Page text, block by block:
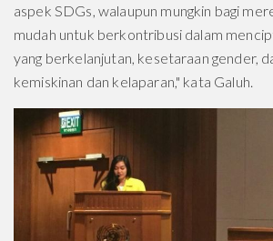
aspek SDGs, walaupun mungkin bagi
mudah untuk berkontribusi dalam
yang berkelanjutan, kesetaraan gender,
kemiskinan dan kelaparan," kata Galuh.